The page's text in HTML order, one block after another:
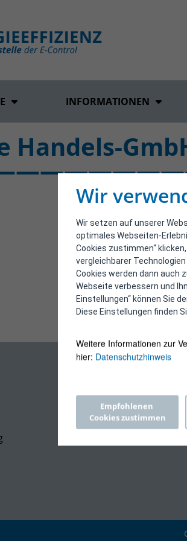
Wir
Wir setzen auf unserer
optimales Webseiten-
Cookies zustimmen“
vergleichbarer
Cookies werden dann auch
Webseite verbessern und
Einstellungen“ können Sie
Diese Einstellungen finden
Weitere Informationen zur
hier: Datenschutzhinweis
Empfohlenen
Cookies zustimmen
INFORMATIONEN
Handels-